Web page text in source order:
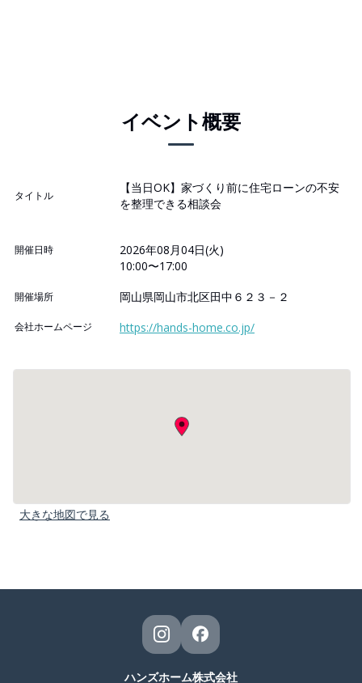
イベント概要
タイトル
【当日OK】家づくり前に住宅ローンの不安
を整理できる相談会
開催日時
2026年08月04日(火)
10:00〜17:00
開催場所 岡山県岡山市北区田中６２３－２
会社ホームページ https://hands-home.co.jp/
大きな地図で見る
ハンズホーム株式会社